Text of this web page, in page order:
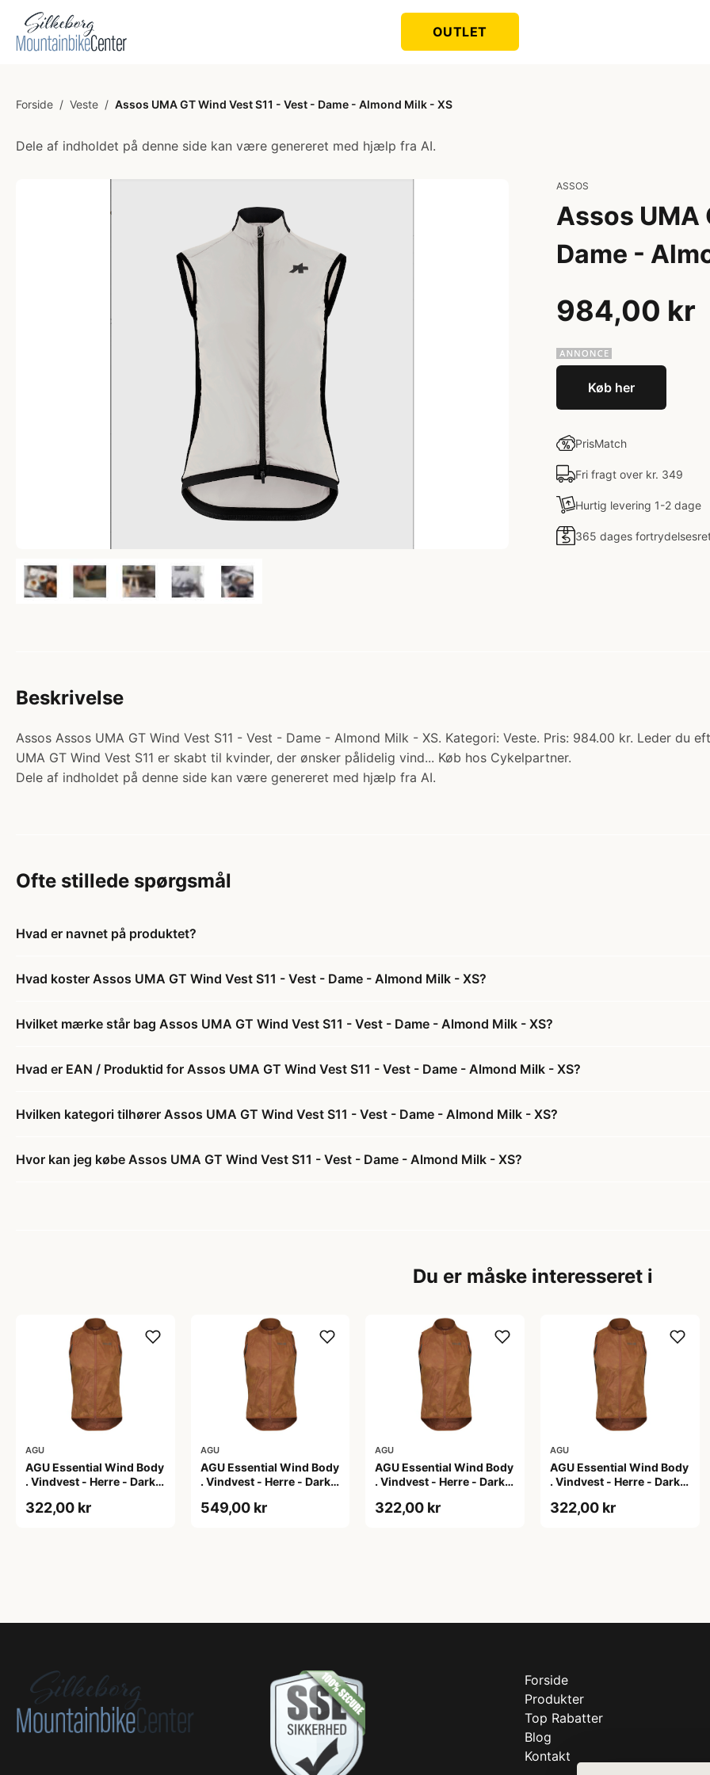
OUTLET
Forside / Veste / Assos UMA GT Wind Vest S11 - Vest - Dame - Almond Milk - XS
Dele af indholdet på denne side kan være genereret med hjælp fra AI.
ASSOS
Assos UMA
Dame -
984,00 kr
Køb her
PrisMatch
Fri fragt over kr. 349
Hurtig levering 1-2 dage
365 dages
Beskrivelse
Assos Assos UMA GT Wind Vest S11 - Vest - Dame - Almond Milk - XS. Kategori: Veste. Pris: 984.00 kr. Leder du
UMA GT Wind Vest S11 er skabt til kvinder, der ønsker pålidelig vind... Køb hos Cykelpartner.
Dele af indholdet på denne side kan være genereret med hjælp fra AI.
Ofte stillede spørgsmål
Hvad er navnet på produktet?
Hvad koster Assos UMA GT Wind Vest S11 - Vest - Dame - Almond Milk - XS?
Hvilket mærke står bag Assos UMA GT Wind Vest S11 - Vest - Dame - Almond Milk - XS?
Hvad er EAN / Produktid for Assos UMA GT Wind Vest S11 - Vest - Dame - Almond Milk - XS?
Hvilken kategori tilhører Assos UMA GT Wind Vest S11 - Vest - Dame - Almond Milk - XS?
Hvor kan jeg købe Assos UMA GT Wind Vest S11 - Vest - Dame - Almond Milk - XS?
Du er måske interesseret i
AGU
AGU Essential Wind Body
. Vindvest - Herre - Dark
322,00 kr
AGU
AGU Essential Wind Body
. Vindvest - Herre - Dark
549,00 kr
AGU
AGU Essential Wind Body
. Vindvest - Herre - Dark
322,00 kr
AGU
AGU Essential Wind Body
. Vindvest - Herre - Dark
322,00 kr
Forside
Produkter
Top Rabatter
Blog
Kontakt